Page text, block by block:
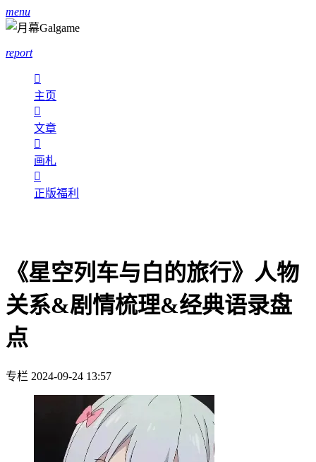
menu
report

主页

文章

画札

正版福利
《星空列车与白的旅行》人物
关系&剧情梳理&经典语录盘
点
专栏 2024-09-24 13:57